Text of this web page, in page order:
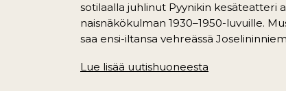
sotilaalla juhlinut Pyynikin kesäteatteri
naisnäkökulman 1930–1950-luvuille.
saa ensi-iltansa vehreässä
Lue lisää uutishuoneesta